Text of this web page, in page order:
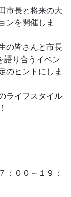
市長と将来の大
ンを開催しま
の皆さんと市長
語り合うイベン
のヒントにしま
ライフスタイル
０～１９：